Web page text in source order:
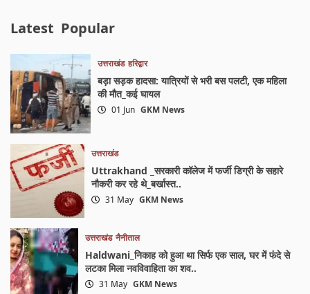
Latest Popular
उत्तराखंड हरिद्वार
बड़ा सड़क हादसा: यात्रियों से भरी बस पलटी, एक महिला
की मौत_कई घायल
01 Jun GKM News
उत्तराखंड
Uttrakhand _सरकारी कॉलेज में फर्जी डिग्री के सहारे
नौकरी कर रहे थे_बर्खास्त..
31 May GKM News
उत्तराखंड नैनीताल
Haldwani_निकाह को हुआ था सिर्फ एक साल, घर में फंदे से
लटका मिला नवविवाहिता का शव..
31 May GKM News